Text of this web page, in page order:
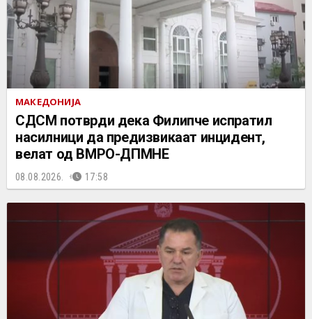
МАКЕДОНИЈА
СДСМ потврди дека Филипче испратил
насилници да предизвикаат инцидент,
велат од ВМРО-ДПМНЕ
08.08.2026. 17:58